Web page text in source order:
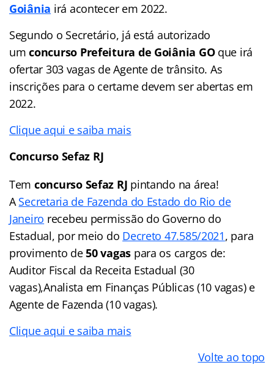
Goiânia irá acontecer em 2022.
Segundo o Secretário, já está autorizado
umconcurso Prefeitura de Goiânia GOque irá
ofertar 303 vagas de Agente de trânsito. As
inscrições para o certame devem ser abertas em
2022.
Clique aqui e saiba mais
Concurso Sefaz RJ
Tem concurso Sefaz RJ pintando na área!
ASecretaria de Fazenda do Estado do Rio de
Janeiro recebeu permissão do Governo do
Estadual, por meio do Decreto 47.585/2021, para
provimento de50 vagas para os cargos de:
Auditor Fiscal da Receita Estadual (30
vagas),Analista em Finanças Públicas (10 vagas) e
Agente de Fazenda (10 vagas).
Clique aqui e saiba mais
Volte ao topo